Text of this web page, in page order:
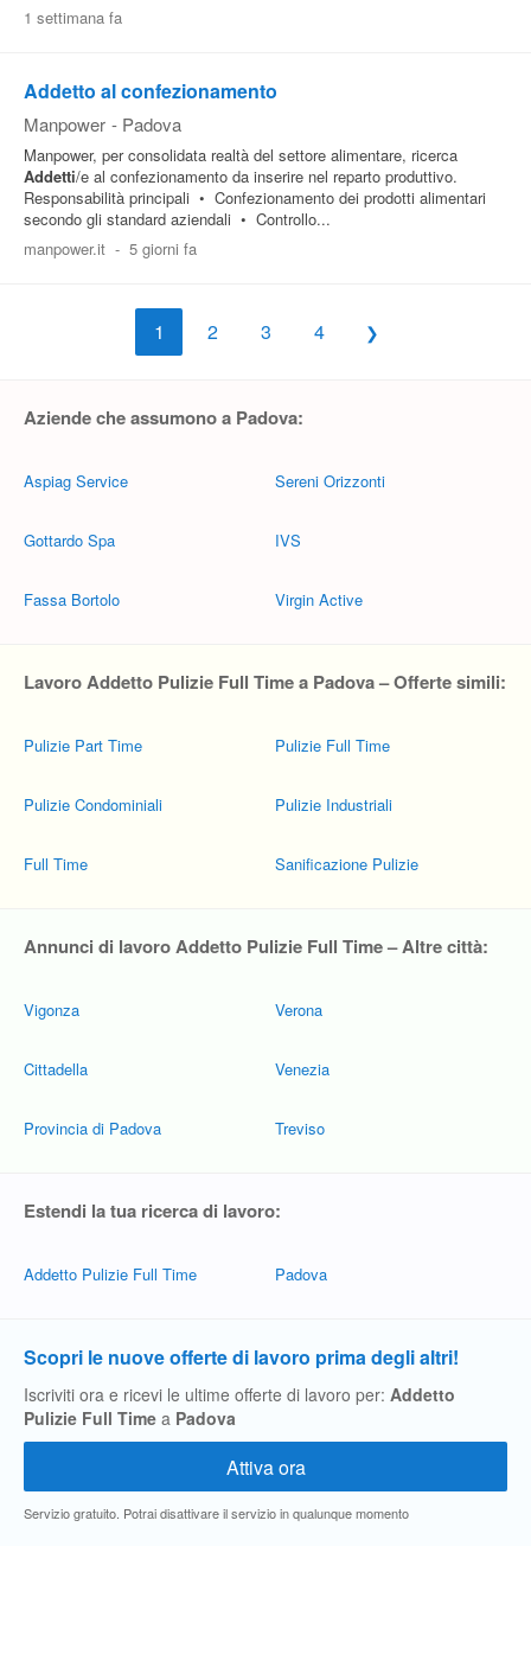
1 settimana fa
Addetto al confezionamento
Manpower - Padova
Manpower, per consolidata realtà del settore alimentare, ricerca
Addetti/e al confezionamento da inserire nel reparto produttivo.
Responsabilità principali • Confezionamento dei prodotti alimentari
secondo gli standard aziendali • Controllo...
manpower.it - 5 giorni fa
1 2 3 4
Aziende che assumono a Padova:
Aspiag Service
Gottardo Spa
Fassa Bortolo
Sereni Orizzonti
IVS
Virgin Active
Lavoro Addetto Pulizie Full Time a Padova – Offerte simili:
Pulizie Part Time
Pulizie Condominiali
Full Time
Pulizie Full Time
Pulizie Industriali
Sanificazione Pulizie
Annunci di lavoro Addetto Pulizie Full Time – Altre città:
Vigonza
Cittadella
Provincia di Padova
Verona
Venezia
Treviso
Estendi la tua ricerca di lavoro:
Addetto Pulizie Full Time Padova
Scopri le nuove offerte di lavoro prima degli altri!
Iscriviti ora e ricevi le ultime offerte di lavoro per: Addetto
Pulizie Full Time a Padova
Servizio gratuito. Potrai disattivare il servizio in qualunque momento